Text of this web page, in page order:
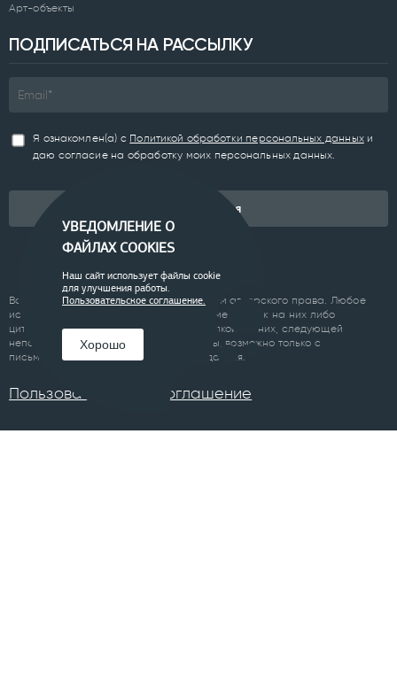
Арт-объекты
ПОДПИСАТЬСЯ НА РАССЫЛКУ
Я ознакомлен(а) с Политикой обработки персональных данныхи
даю согласие на обработку моих персональных данных.
Подписаться
Все материалы сайта являются объектом авторского права. Любое
использование материалов сайта, кроме ссылок на них либо
цитирование с обязательной гиперссылкой на них, следующей
непосредственно до либо после цитаты, возможно только с
письменного разрешения правообладателя.
Пользовательское соглашение
УВЕДОМЛЕНИЕ О
ФАЙЛАХ COOKIES
Наш сайт использует файлы cookie
для улучшения работы.
Пользовательское соглашение.
Хорошо